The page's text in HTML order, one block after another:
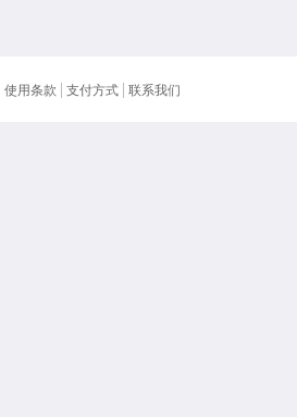
使用条款 支付方式 联系我们